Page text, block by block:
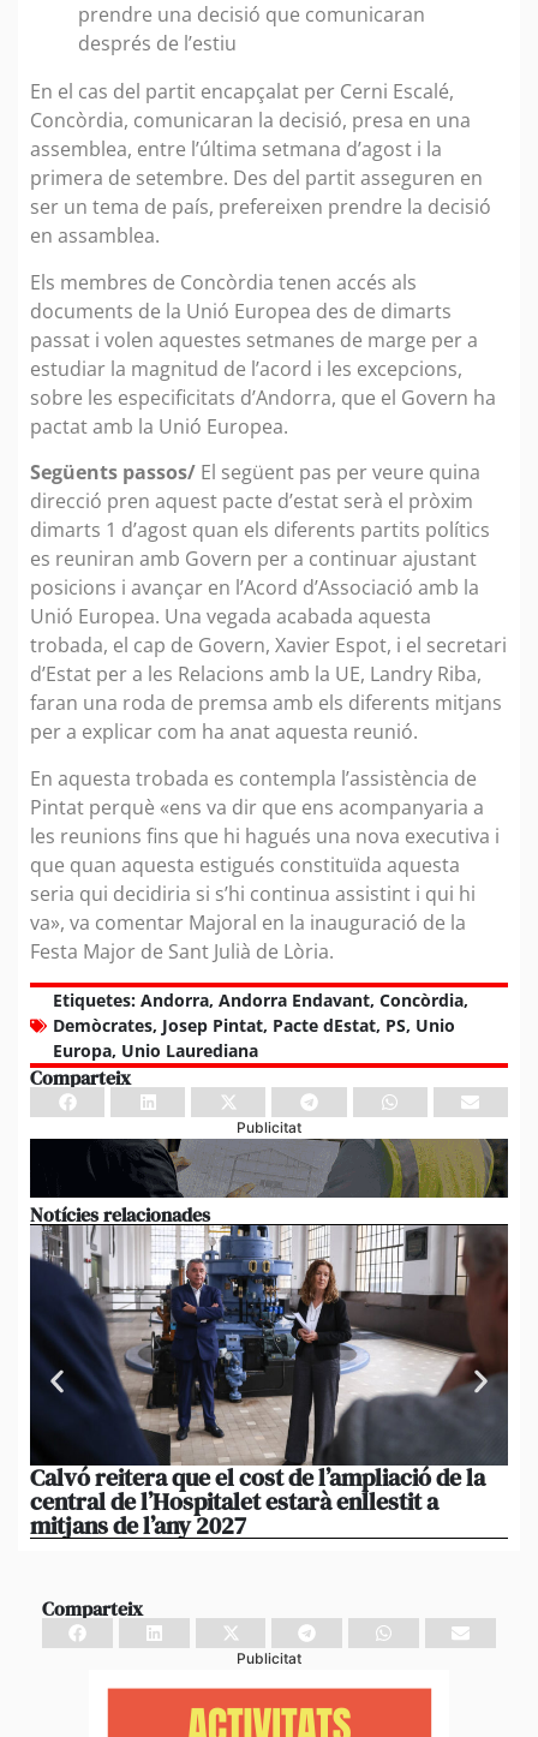
prendre una decisió que comunicaran
després de l’estiu
En el cas del partit encapçalat per Cerni Escalé,
Concòrdia, comunicaran la decisió, presa en una
assemblea, entre l’última setmana d’agost i la
primera de setembre. Des del partit asseguren en
ser un tema de país, prefereixen prendre la decisió
en assamblea.
Els membres de Concòrdia tenen accés als
documents de la Unió Europea des de dimarts
passat i volen aquestes setmanes de marge per a
estudiar la magnitud de l’acord i les excepcions,
sobre les especificitats d’Andorra, que el Govern ha
pactat amb la Unió Europea.
Següents passos/ El següent pas per veure quina
direcció pren aquest pacte d’estat serà el pròxim
dimarts 1 d’agost quan els diferents partits polítics
es reuniran amb Govern per a continuar ajustant
posicions i avançar en l’Acord d’Associació amb la
Unió Europea. Una vegada acabada aquesta
trobada, el cap de Govern, Xavier Espot, i el secretari
d’Estat per a les Relacions amb la UE, Landry Riba,
faran una roda de premsa amb els diferents mitjans
per a explicar com ha anat aquesta reunió.
En aquesta trobada es contempla l’assistència de
Pintat perquè «ens va dir que ens acompanyaria a
les reunions fins que hi hagués una nova executiva i
que quan aquesta estigués constituïda aquesta
seria qui decidiria si s’hi continua assistint i qui hi
va», va comentar Majoral en la inauguració de la
Festa Major de Sant Julià de Lòria.
Etiquetes: Andorra, Andorra Endavant, Concòrdia,
Demòcrates, Josep Pintat, Pacte dEstat, PS, Unio
Europa, Unio Laurediana
Comparteix
Publicitat
Notícies relacionades
Calvó reitera que el cost de l’ampliació de la
central de l’Hospitalet estarà enllestit a
mitjans de l’any 2027
Comparteix
Publicitat